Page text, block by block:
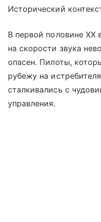
Исторический
В первой половине XX
на скорости звука
опасен. Пилоты,
рубежу на
сталкивались с
управления.